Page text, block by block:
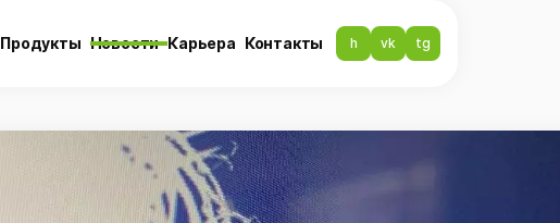
Продукты Новости Карьера Контакты h vk tg